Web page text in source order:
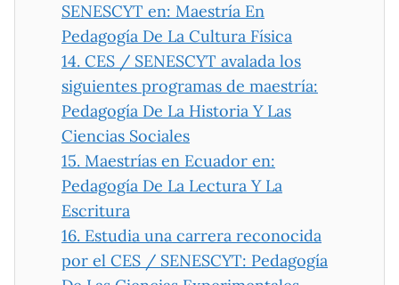
SENESCYT en: Maestría En
Pedagogía De La Cultura Física
14. CES / SENESCYT avalada los
siguientes programas de maestría:
Pedagogía De La Historia Y Las
Ciencias Sociales
15. Maestrías en Ecuador en:
Pedagogía De La Lectura Y La
Escritura
16. Estudia una carrera reconocida
por el CES / SENESCYT: Pedagogía